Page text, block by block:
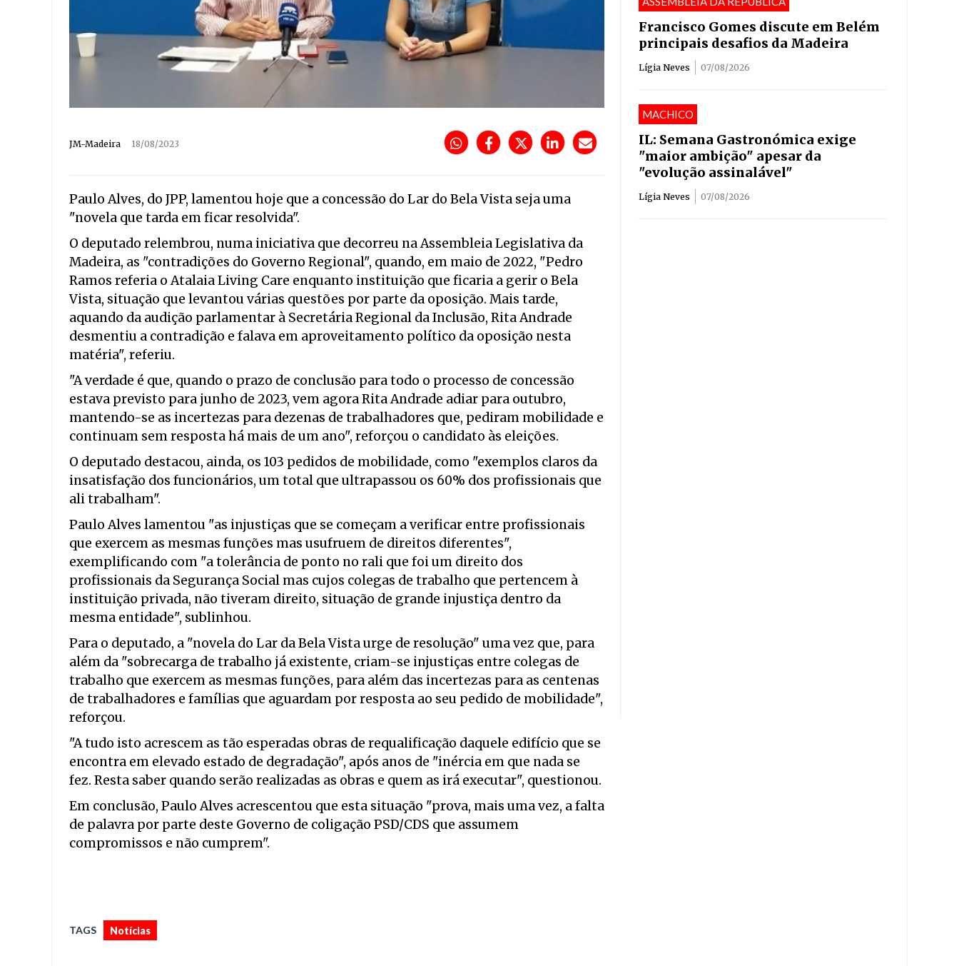
JM-Madeira 18/08/2023
Paulo Alves, do JPP, lamentou hoje que a concessão do Lar do Bela Vista seja uma
"novela que tarda em ficar resolvida".
O deputado relembrou, numa iniciativa que decorreu na Assembleia Legislativa da
Madeira, as "contradições do Governo Regional", quando, em maio de 2022, "Pedro
Ramos referia o Atalaia Living Care enquanto instituição que ficaria a gerir o Bela
Vista, situação que levantou várias questões por parte da oposição. Mais tarde,
aquando da audição parlamentar à Secretária Regional da Inclusão, Rita Andrade
desmentiu a contradição e falava em aproveitamento político da oposição nesta
matéria", referiu.
"A verdade é que, quando o prazo de conclusão para todo o processo de concessão
estava previsto para junho de 2023, vem agora Rita Andrade adiar para outubro,
mantendo-se as incertezas para dezenas de trabalhadores que, pediram mobilidade e
continuam sem resposta há mais de um ano", reforçou o candidato às eleições.
O deputado destacou, ainda, os 103 pedidos de mobilidade, como "exemplos claros da
insatisfação dos funcionários, um total que ultrapassou os 60% dos profissionais que
ali trabalham".
Paulo Alves lamentou "as injustiças que se começam a verificar entre profissionais
que exercem as mesmas funções mas usufruem de direitos diferentes",
exemplificando com "a tolerância de ponto no rali que foi um direito dos
profissionais da Segurança Social mas cujos colegas de trabalho que pertencem à
instituição privada, não tiveram direito, situação de grande injustiça dentro da
mesma entidade", sublinhou.
Para o deputado, a "novela do Lar da Bela Vista urge de resolução" uma vez que, para
além da "sobrecarga de trabalho já existente, criam-se injustiças entre colegas de
trabalho que exercem as mesmas funções, para além das incertezas para as centenas
de trabalhadores e famílias que aguardam por resposta ao seu pedido de mobilidade",
reforçou.
"A tudo isto acrescem as tão esperadas obras de requalificação daquele edifício que se
encontra em elevado estado de degradação", após anos de "inércia em que nada se
fez. Resta saber quando serão realizadas as obras e quem as irá executar", questionou.
Em conclusão, Paulo Alves acrescentou que esta situação "prova, mais uma vez, a falta
de palavra por parte deste Governo de coligação PSD/CDS que assumem
compromissos e não cumprem".
TAGS Notícias
Francisco Gomes discute em Belém
principais desafios da Madeira
Lígia Neves 07/08/2026
MACHICO
IL: Semana Gastronómica exige
"maior ambição" apesar da
"evolução assinalável"
Lígia Neves 07/08/2026